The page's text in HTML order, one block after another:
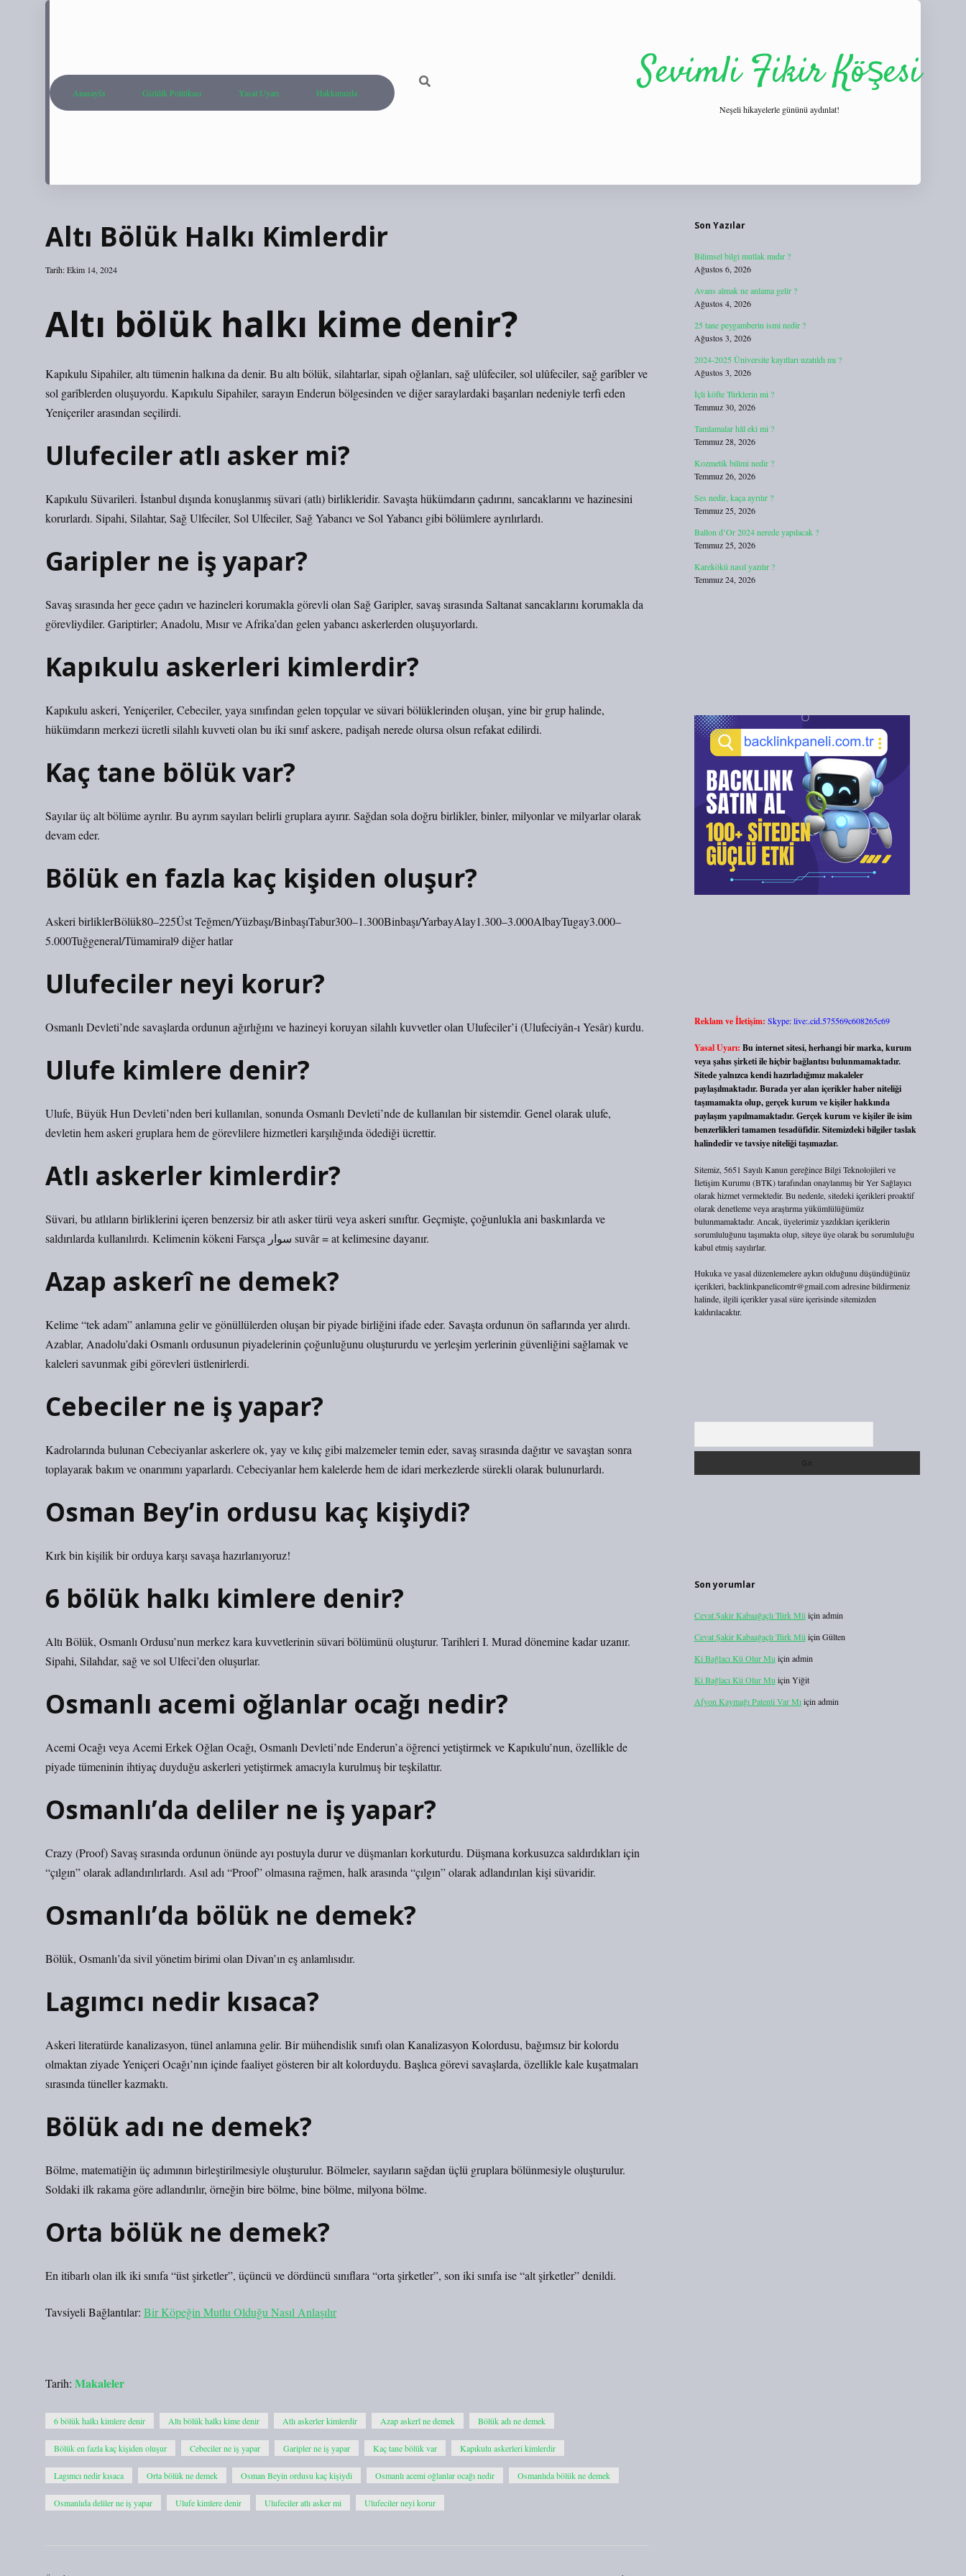
Anasayfa Gizlilik Politikası Yasal Uyarı Hakkımızda Sevimli Fikir Köşesi
Neşeli hikayelerle gününü aydınlat!
Altı Bölük Halkı Kimlerdir
Tarih: Ekim 14, 2024
Altı bölük halkı kime denir?
Kapıkulu Sipahiler, altı tümenin halkına da denir. Bu altı bölük, silahtarlar, sipah oğlanları, sağ ulûfeciler, sol ulûfeciler, sağ garîbler ve
sol garîblerden oluşuyordu. Kapıkulu Sipahiler, sarayın Enderun bölgesinden ve diğer saraylardaki başarıları nedeniyle terfi eden
Yeniçeriler arasından seçilirdi.
Ulufeciler atlı asker mi?
Kapıkulu Süvarileri. İstanbul dışında konuşlanmış süvari (atlı) birlikleridir. Savaşta hükümdarın çadırını, sancaklarını ve hazinesini
korurlardı. Sipahi, Silahtar, Sağ Ulfeciler, Sol Ulfeciler, Sağ Yabancı ve Sol Yabancı gibi bölümlere ayrılırlardı.
Garipler ne iş yapar?
Savaş sırasında her gece çadırı ve hazineleri korumakla görevli olan Sağ Garipler, savaş sırasında Saltanat sancaklarını korumakla da
görevliydiler. Gariptirler; Anadolu, Mısır ve Afrika’dan gelen yabancı askerlerden oluşuyorlardı.
Kapıkulu askerleri kimlerdir?
Kapıkulu askeri, Yeniçeriler, Cebeciler, yaya sınıfından gelen topçular ve süvari bölüklerinden oluşan, yine bir grup halinde,
hükümdarın merkezi ücretli silahlı kuvveti olan bu iki sınıf askere, padişah nerede olursa olsun refakat edilirdi.
Kaç tane bölük var?
Sayılar üç alt bölüme ayrılır. Bu ayrım sayıları belirli gruplara ayırır. Sağdan sola doğru birlikler, binler, milyonlar ve milyarlar olarak
devam eder.
Bölük en fazla kaç kişiden oluşur?
Askeri birliklerBölük80–225Üst Teğmen/Yüzbaşı/BinbaşıTabur300–1.300Binbaşı/YarbayAlay1.300–3.000AlbayTugay3.000–
5.000Tuğgeneral/Tümamiral9 diğer hatlar
Ulufeciler neyi korur?
Osmanlı Devleti’nde savaşlarda ordunun ağırlığını ve hazineyi koruyan silahlı kuvvetler olan Ulufeciler’i (Ulufeciyân-ı Yesâr) kurdu.
Ulufe kimlere denir?
Ulufe, Büyük Hun Devleti’nden beri kullanılan, sonunda Osmanlı Devleti’nde de kullanılan bir sistemdir. Genel olarak ulufe,
devletin hem askeri gruplara hem de görevlilere hizmetleri karşılığında ödediği ücrettir.
Atlı askerler kimlerdir?
Süvari, bu atlıların birliklerini içeren benzersiz bir atlı asker türü veya askeri sınıftır. Geçmişte, çoğunlukla ani baskınlarda ve
saldırılarda kullanılırdı. Kelimenin kökeni Farsça سوار suvâr = at kelimesine dayanır.
Azap askerî ne demek?
Kelime “tek adam” anlamına gelir ve gönüllülerden oluşan bir piyade birliğini ifade eder. Savaşta ordunun ön saflarında yer alırdı.
Azablar, Anadolu’daki Osmanlı ordusunun piyadelerinin çoğunluğunu oluştururdu ve yerleşim yerlerinin güvenliğini sağlamak ve
kaleleri savunmak gibi görevleri üstlenirlerdi.
Cebeciler ne iş yapar?
Kadrolarında bulunan Cebeciyanlar askerlere ok, yay ve kılıç gibi malzemeler temin eder, savaş sırasında dağıtır ve savaştan sonra
toplayarak bakım ve onarımını yaparlardı. Cebeciyanlar hem kalelerde hem de idari merkezlerde sürekli olarak bulunurlardı.
Osman Bey’in ordusu kaç kişiydi?
Kırk bin kişilik bir orduya karşı savaşa hazırlanıyoruz!
6 bölük halkı kimlere denir?
Altı Bölük, Osmanlı Ordusu’nun merkez kara kuvvetlerinin süvari bölümünü oluşturur. Tarihleri ​​I. Murad dönemine kadar uzanır.
Sipahi, Silahdar, sağ ve sol Ulfeci’den oluşurlar.
Osmanlı acemi oğlanlar ocağı nedir?
Acemi Ocağı veya Acemi Erkek Oğlan Ocağı, Osmanlı Devleti’nde Enderun’a öğrenci yetiştirmek ve Kapıkulu’nun, özellikle de
piyade tümeninin ihtiyaç duyduğu askerleri yetiştirmek amacıyla kurulmuş bir teşkilattır.
Osmanlı’da deliler ne iş yapar?
Crazy (Proof) Savaş sırasında ordunun önünde ayı postuyla durur ve düşmanları korkuturdu. Düşmana korkusuzca saldırdıkları için
“çılgın” olarak adlandırılırlardı. Asıl adı “Proof” olmasına rağmen, halk arasında “çılgın” olarak adlandırılan kişi süvaridir.
Osmanlı’da bölük ne demek?
Bölük, Osmanlı’da sivil yönetim birimi olan Divan’ın eş anlamlısıdır.
Lagımcı nedir kısaca?
Askeri literatürde kanalizasyon, tünel anlamına gelir. Bir mühendislik sınıfı olan Kanalizasyon Kolordusu, bağımsız bir kolordu
olmaktan ziyade Yeniçeri Ocağı’nın içinde faaliyet gösteren bir alt kolorduydu. Başlıca görevi savaşlarda, özellikle kale kuşatmaları
sırasında tüneller kazmaktı.
Bölük adı ne demek?
Bölme, matematiğin üç adımının birleştirilmesiyle oluşturulur. Bölmeler, sayıların sağdan üçlü gruplara bölünmesiyle oluşturulur.
Soldaki ilk rakama göre adlandırılır, örneğin bire bölme, bine bölme, milyona bölme.
Orta bölük ne demek?
En itibarlı olan ilk iki sınıfa “üst şirketler”, üçüncü ve dördüncü sınıflara “orta şirketler”, son iki sınıfa ise “alt şirketler” denildi.
Tavsiyeli Bağlantılar: Bir Köpeğin Mutlu Olduğu Nasıl Anlaşılır
Tarih: Makaleler
6 bölük halkı kimlere denir Altı bölük halkı kime denir Atlı askerler kimlerdir Azap askerî ne demek Bölük adı ne demek
Bölük en fazla kaç kişiden oluşur Cebeciler ne iş yapar Garipler ne iş yapar Kaç tane bölük var Kapıkulu askerleri kimlerdir
Lagımcı nedir kısaca Orta bölük ne demek Osman Beyin ordusu kaç kişiydi Osmanlı acemi oğlanlar ocağı nedir Osmanlıda bölük ne demek
Osmanlıda deliler ne iş yapar Ulufe kimlere denir Ulufeciler atlı asker mi Ulufeciler neyi korur
Son Yazılar
Bilimsel bilgi mutlak mıdır ?
Ağustos 6, 2026
Avans almak ne anlama gelir ?
Ağustos 4, 2026
25 tane peygamberin ismi nedir ?
Ağustos 3, 2026
2024-2025 Üniversite kayıtları uzatıldı mı ?
Ağustos 3, 2026
İçli köfte Türklerin mi ?
Temmuz 30, 2026
Tamlamalar hâl eki mi ?
Temmuz 28, 2026
Kozmetik bilimi nedir ?
Temmuz 26, 2026
Ses nedir, kaça ayrılır ?
Temmuz 25, 2026
Ballon d’Or 2024 nerede yapılacak ?
Temmuz 25, 2026
Karekökü nasıl yazılır ?
Temmuz 24, 2026
Reklam ve İletişim: Skype: live:.cid.575569c608265c69
Yasal Uyarı: Bu internet sitesi, herhangi bir marka, kurum
veya şahıs şirketi ile hiçbir bağlantısı bulunmamaktadır.
Sitede yalnızca kendi hazırladığımız makaleler
paylaşılmaktadır. Burada yer alan içerikler haber niteliği
taşımamakta olup, gerçek kurum ve kişiler hakkında
paylaşım yapılmamaktadır. Gerçek kurum ve kişiler ile isim
benzerlikleri tamamen tesadüfidir. Sitemizdeki bilgiler taslak
halindedir ve tavsiye niteliği taşımazlar.
Sitemiz, 5651 Sayılı Kanun gereğince Bilgi Teknolojileri ve
İletişim Kurumu (BTK) tarafından onaylanmış bir Yer Sağlayıcı
olarak hizmet vermektedir. Bu nedenle, sitedeki içerikleri proaktif
olarak denetleme veya araştırma yükümlülüğümüz
bulunmamaktadır. Ancak, üyelerimiz yazdıkları içeriklerin
sorumluluğunu taşımakta olup, siteye üye olarak bu sorumluluğu
kabul etmiş sayılırlar.
Hukuka ve yasal düzenlemelere aykırı olduğunu düşündüğünüz
içerikleri, backlinkpanelicomtr@gmail.comadresine bildirmeniz
halinde, ilgili içerikler yasal süre içerisinde sitemizden
kaldırılacaktır.
Son yorumlar
Cevat Şakir Kabaağaçlı Türk Mü için admin
Cevat Şakir Kabaağaçlı Türk Mü için Gülten
Ki Bağlacı Kü Olur Mu için admin
Ki Bağlacı Kü Olur Mu için Yiğit
Afyon Kaymağı Patenti Var Mıiçin admin